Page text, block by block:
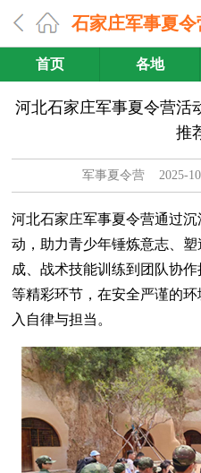
石家庄军事夏令
首页 各地
河北石家庄军事夏令营活
推
军事夏令营2025-
河北石家庄军事夏令营通过
动，助力青少年锤炼意志、
成、战术技能训练到团队协
等精彩环节，在安全严谨的
入自律与担当。